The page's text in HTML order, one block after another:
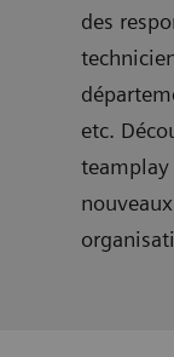
des
etc.
teamplay